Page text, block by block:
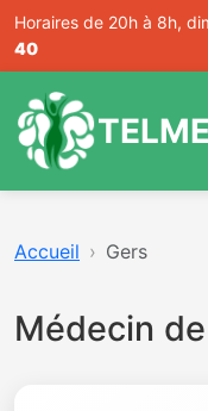
Horaires de 20h à 8h,
40
Accueil Gers
Médecin